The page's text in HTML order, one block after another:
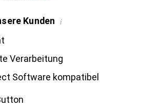
Kunden i
Verarbeitung
Software kompatibel